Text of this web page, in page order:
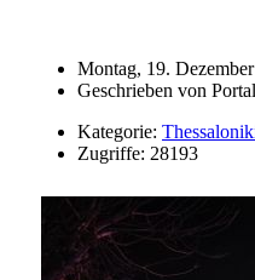
Montag, 19.
Geschrieben von
Kategorie:
Zugriffe: 28193